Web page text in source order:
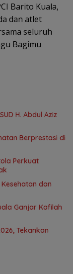
Barito Kuala,
dan atlet
seluruh
Bagimu
H. Abdul Aziz
Berprestasi di
Perkuat
dan
Ganjar Kafilah
Tekankan